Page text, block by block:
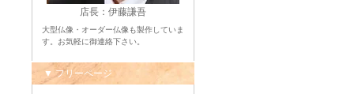
店長：伊藤謙吾
大型仏像・オーダー仏像も製作していま
す。お気軽に御連絡下さい。
▼ フリーページ